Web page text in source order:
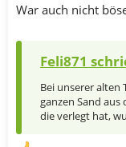
War auch nicht
Feli871
Bei unserer alten
ganzen Sand aus
die verlegt hat,